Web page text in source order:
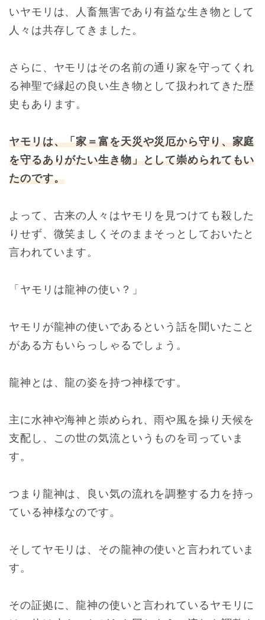
いヤモリは、人畜無害であり有益な生き物として
人々は共存してきました。
さらに、ヤモリはその名前の通り家を守ってくれ
る神聖で縁起の良い生き物として扱われてきた歴
史もあります。
ヤモリは、「家＝富を天災や災厄から守り、家庭
を守るありがたい生き物」として崇められてもい
たのです。
よって、古来の人々はヤモリを見つけても殺した
りせず、微笑ましくそのままそっとしておいたと
言われています。
「ヤモリは龍神の使い？」
ヤモリが龍神の使いであるという話を聞いたこと
がある方もいらっしゃるでしょう。
龍神とは、龍の姿を持つ神様です。
主に水神や海神と崇められ、雨や風を操り天候を
支配し、この世の気流というものを司っていま
す。
つまり龍神は、良い気の流れを調整する力を持っ
ている神様なのです。
そしてヤモリは、その龍神の使いと言われていま
す。
その証拠に、龍神の使いと言われているヤモリに